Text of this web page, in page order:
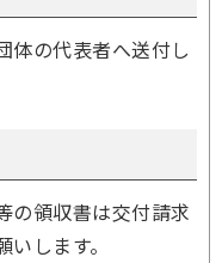
体の代表者へ送付し
の領収書は交付請求
します。